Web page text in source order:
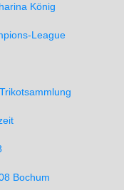
König
League
Trikotsammlung
Bochum